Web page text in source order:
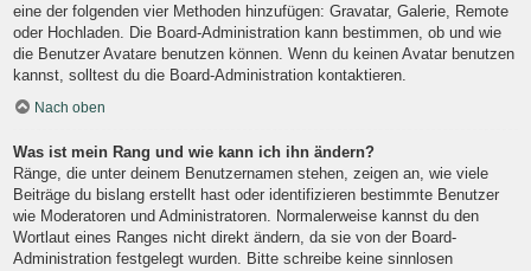
eine der folgenden vier Methoden hinzufügen: Gravatar, Galerie, Remote
oder Hochladen. Die Board-Administration kann bestimmen, ob und wie
die Benutzer Avatare benutzen können. Wenn du keinen Avatar benutzen
kannst, solltest du die Board-Administration kontaktieren.
Nach oben
Was ist mein Rang und wie kann ich ihn ändern?
Ränge, die unter deinem Benutzernamen stehen, zeigen an, wie viele
Beiträge du bislang erstellt hast oder identifizieren bestimmte Benutzer
wie Moderatoren und Administratoren. Normalerweise kannst du den
Wortlaut eines Ranges nicht direkt ändern, da sie von der Board-
Administration festgelegt wurden. Bitte schreibe keine sinnlosen